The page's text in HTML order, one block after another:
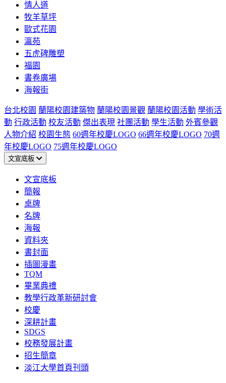
情人道
牧羊草坪
歐式花園
瀛苑
五虎碑雕塑
福園
書卷廣場
海報街
台北校園 蘭陽校園建築物 蘭陽校園景觀 蘭陽校園活動 學術活
動 行政活動 校友活動 傑出表現 社團活動 學生活動 外賓參觀
人物介紹 校園生態 60週年校慶LOGO 66週年校慶LOGO 70週
年校慶LOGO 75週年校慶LOGO
文宣底板
文宣底板
簡報
桌牌
名牌
海報
資料夾
書封面
插圖漫畫
TQM
畢業典禮
教學行政革新研討會
校慶
深耕計畫
SDGS
校務發展計畫
招生簡章
淡江大學首頁刊頭